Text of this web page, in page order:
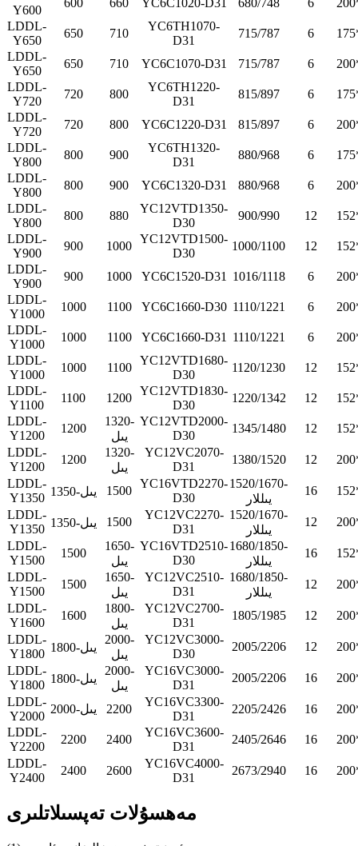
Y600
LDDL-
Y650
650 710
YC6TH1070-
D31
715/787 6
LDDL-
Y650
650 710 YC6C1070-D31 715/787 6
LDDL-
Y720
720 800
YC6TH1220-
D31
815/897 6
LDDL-
Y720
720 800 YC6C1220-D31 815/897 6
LDDL-
Y800
800 900
YC6TH1320-
D31
880/968 6
LDDL-
Y800
800 900 YC6C1320-D31 880/968 6
LDDL-
Y800
800 880
YC12VTD1350-
D30
900/990 12
LDDL-
Y900
900 1000
YC12VTD1500-
D30
1000/1100 12
LDDL-
Y900
900 1000 YC6C1520-D31 1016/1118 6
LDDL-
Y1000
1000 1100 YC6C1660-D30 1110/1221 6
LDDL-
Y1000
1000 1100 YC6C1660-D31 1110/1221 6
LDDL-
Y1000
1000 1100
YC12VTD1680-
D30
1120/1230 12
LDDL-
Y1100
1100 1200
YC12VTD1830-
D30
1220/1342 12
LDDL-
Y1200
1200
1320-
يىل
YC12VTD2000-
D30
1345/1480 12
LDDL-
Y1200
1200
1320-
يىل
YC12VC2070-
D31
1380/1520 12
LDDL-
Y1350
1350-يىل 1500
YC16VTD2270-
D30
1520/1670-
يىللار
16
LDDL-
Y1350
1350-يىل 1500
YC12VC2270-
D31
1520/1670-
يىللار
12
LDDL-
Y1500
1500
1650-
يىل
YC16VTD2510-
D30
1680/1850-
يىللار
16
LDDL-
Y1500
1500
1650-
يىل
YC12VC2510-
D31
1680/1850-
يىللار
12
LDDL-
Y1600
1600
1800-
يىل
YC12VC2700-
D31
1805/1985 12
LDDL-
Y1800
1800-يىل
2000-
يىل
YC12VC3000-
D30
2005/2206 12
LDDL-
Y1800
1800-يىل
2000-
يىل
YC16VC3000-
D31
2005/2206 16
LDDL-
Y2000
2000-يىل 2200
YC16VC3300-
D31
2205/2426 16
LDDL-
Y2200
2200 2400
YC16VC3600-
D31
2405/2646 16
LDDL-
Y2400
2400 2600
YC16VC4000-
D31
2673/2940 16
مەھسۇلات تەپسىلاتلىرى